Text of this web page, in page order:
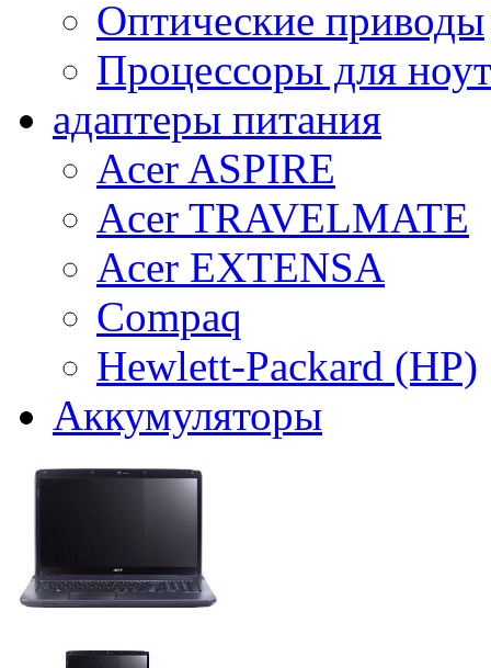
Оптические приводы
Процессоры для
адаптеры питания
Acer ASPIRE
Acer TRAVELMATE
Acer EXTENSA
Compaq
Hewlett-Packard (HP)
Аккумуляторы